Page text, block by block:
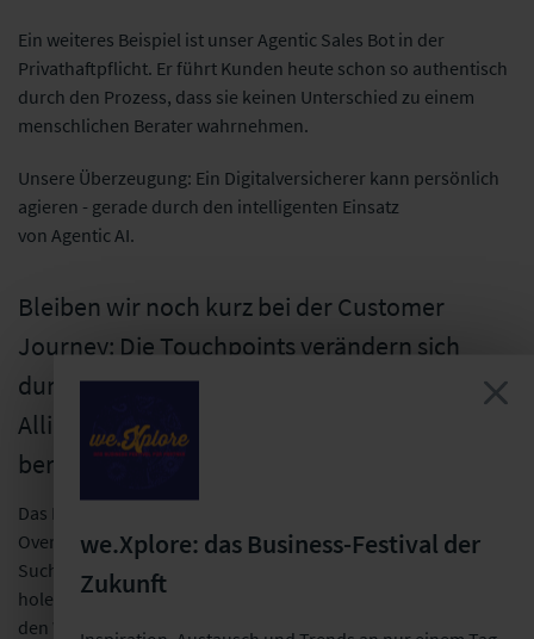
Ein weiteres Beispiel ist unser Agentic Sales Bot in der
Privathaftpflicht. Er führt Kunden heute schon so authentisch
durch den Prozess, dass sie keinen Unterschied zu einem
menschlichen Berater wahrnehmen.
Unsere Überzeugung: Ein Digitalversicherer kann persönlich
agieren - gerade durch den intelligenten Einsatz
von Agentic AI.
Bleiben wir noch kurz bei der Customer
Journey: Die Touchpoints verändern sich
durch Chat GPT und Co. Wie geht die
Allianz Direct damit um und ist dieser Wandel
bereits messbar?
Das Kundenverhalten verändert sich rasant. Mit KI-
Overviews entwickelt sich Google von einer Klick-basierten
Suchmaschine zu einer Zero-Click-Antwortmaschine. Kunden
holen sich Informationen direkt aus der KI – nicht mehr von
den Websites der Versicherer.
we.Xplore: das Business-Festival der
Zukunft